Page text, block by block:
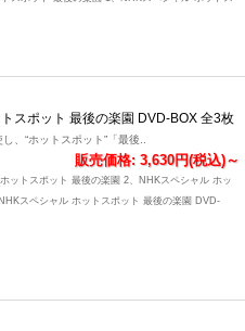
スポット 最後の楽園 DVD-BOX 全3枚
、“ホットスポット”「最後..
販売価格: 3,630円(税込)～
ットスポット 最後の楽園 2、NHKスペシャル ホッ
スペシャル ホットスポット 最後の楽園 DVD-